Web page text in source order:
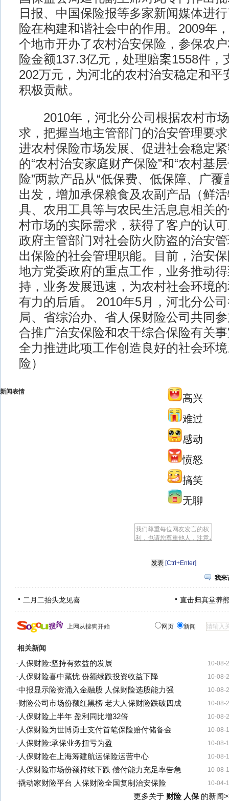
日报、中国保险报等多家新闻媒体进
险在构建和谐社会中的作用。2009年
个地市开办了农村治安保险，参保农
险金额137.3亿元，处理赔案1558件，
202万元，为河北的农村治安稳定和平
积极贡献。
2010年，河北分公司根据农村市场
求，把握当地主管部门的治安管理要
进农村保险市场发展、促进社会稳定
的“农村治安家庭财产保险”和“农村基
险”两款产品从“低保费、低保障、广覆
出发，增加承保粮食及农副产品（鲜
具、农用工具等与农民生活息息相关
村市场的实际需求，获得了客户的认
政府主管部门对社会防火防盗的治安
出保险的社会管理职能。目前，治安
地方党委政府的重点工作，业务推动
持，业务发展迅速，为农村社会环境
有力的后盾。 2010年5月，河北分公
局、省综治办、省人保财险公司共同
合推广治安保险和农干综合保险有关
全力推进此项工作创造良好的社会环
险）
新闻表情
高兴
难过
感动
愤怒
搞笑
无聊
[Ctrl+Enter]
我来
二月二抬头龙见喜 直击归真堂养
上网从搜狗开始 网页 新闻
相关新闻
10-08-
· 人保财险:坚持有效益的发展
10-08-
· 人保财险喜中藏忧 份额续跌投资收益下降
10-08-
·中报显示险资涌入金融股 人保财险选股能力强
10-08-
·财险公司市场份额红黑榜 老大人保财险跌破四成
10-08-
· 人保财险上半年 盈利同比增32倍
10-08-
· 人保财险为世博勇士支付首笔保险赔付储备金
10-08-
· 人保财险:承保业务扭亏为盈
10-08-
· 人保财险在上海筹建航运保险运营中心
10-08-
· 人保财险市场份额持续下跌 偿付能力充足率告急
10-04-
·撬动家财险平台 人保财险全国复制治安保险
更多关于 财险 人保的新闻